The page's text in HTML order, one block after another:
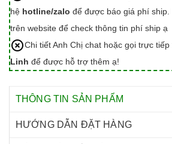
hệ hotline/zalo để được báo giá phí
trên website để check thông tin phí ship ạ
Chi tiết Anh Chị chat hoặc gọi trực
Linh để được hỗ trợ thêm ạ!
THÔNG TIN SẢN PHẨM
HƯỚNG DẪN ĐẶT HÀNG